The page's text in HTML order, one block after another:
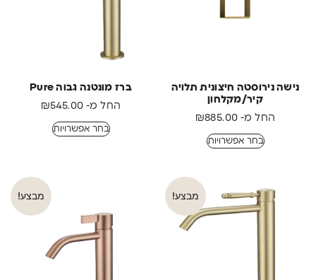
נישה נירוסטה חיצונית תלויה
קיר/מקלחון
החל מ-
₪885.00
בחר אפשרויות
ברז מונטנה גבוה Pure
החל מ-
₪545.00
בחר אפשרויות
מבצע! מבצע!